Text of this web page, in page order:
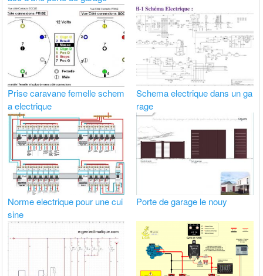
Prise caravane femelle schem
a electrique
Schema electrique dans un ga
rage
Norme electrique pour une cui
sine
Porte de garage le nouy